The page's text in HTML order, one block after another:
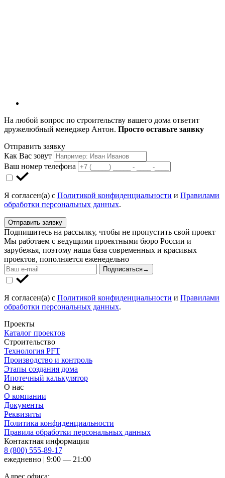
На любой вопрос по строительству вашего дома ответит
дружелюбный менеджер Антон. Просто оставьте заявку
Отправить заявку
Как Вас зовут
Ваш номер телефона
Я согласен(а) с Политикой конфиденциальности и Правилами
обработки персональных данных.
Отправить заявку
Подпишитесь на рассылку, чтобы не пропустить свой проект
Мы работаем с ведущими проектными бюро России и
зарубежья, поэтому наша база современных и красивых
проектов, пополняется еженедельно
Подписаться→
Я согласен(а) с Политикой конфиденциальности и Правилами
обработки персональных данных.
Проекты
Каталог проектов
Строительство
Технология PFT
Производство и контроль
Этапы создания дома
Ипотечный калькулятор
О нас
О компании
Документы
Реквизиты
Политика конфиденциальности
Правила обработки персональных данных
Контактная информация
8 (800) 555-89-17
ежедневно | 9:00 — 21:00
Адрес офиса: